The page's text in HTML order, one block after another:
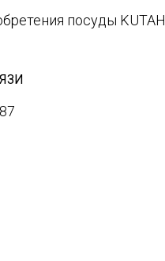
посуды